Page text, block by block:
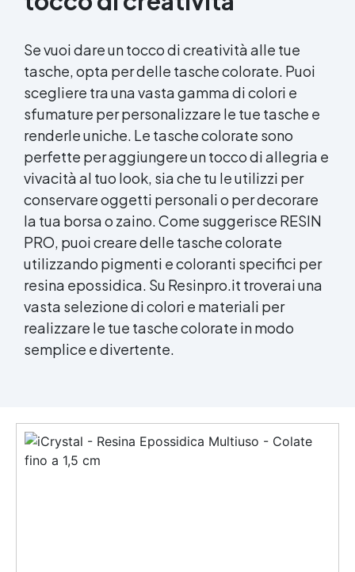
Se vuoi dare un tocco di creatività alle tue
tasche, opta per delle tasche colorate. Puoi
scegliere tra una vasta gamma di colori e
sfumature per personalizzare le tue tasche e
renderle uniche. Le tasche colorate sono
perfette per aggiungere un tocco di allegria e
vivacità al tuo look, sia che tu le utilizzi per
conservare oggetti personali o per decorare
la tua borsa o zaino. Come suggerisce RESIN
PRO, puoi creare delle tasche colorate
utilizzando pigmenti e coloranti specifici per
resina epossidica. Su Resinpro.it troverai una
vasta selezione di colori e materiali per
realizzare le tue tasche colorate in modo
semplice e divertente.